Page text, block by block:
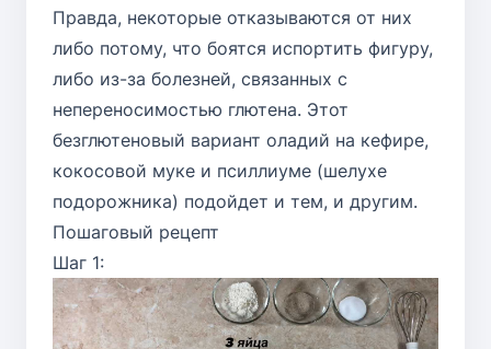
Правда, некоторые отказываются от них
либо потому, что боятся испортить фигуру,
либо из-за болезней, связанных с
непереносимостью глютена. Этот
безглютеновый вариант оладий на кефире,
кокосовой муке и псиллиуме (шелухе
подорожника) подойдет и тем, и другим.
Пошаговый рецепт
Шаг 1: